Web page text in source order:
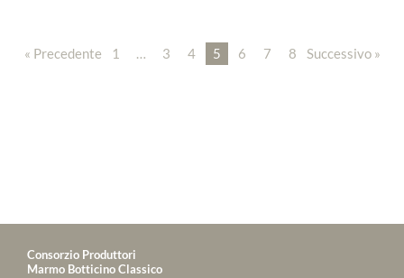
« Precedente 1 … 3 4 5 6 7 8 Successivo »
Consorzio Produttori
Marmo Botticino Classico